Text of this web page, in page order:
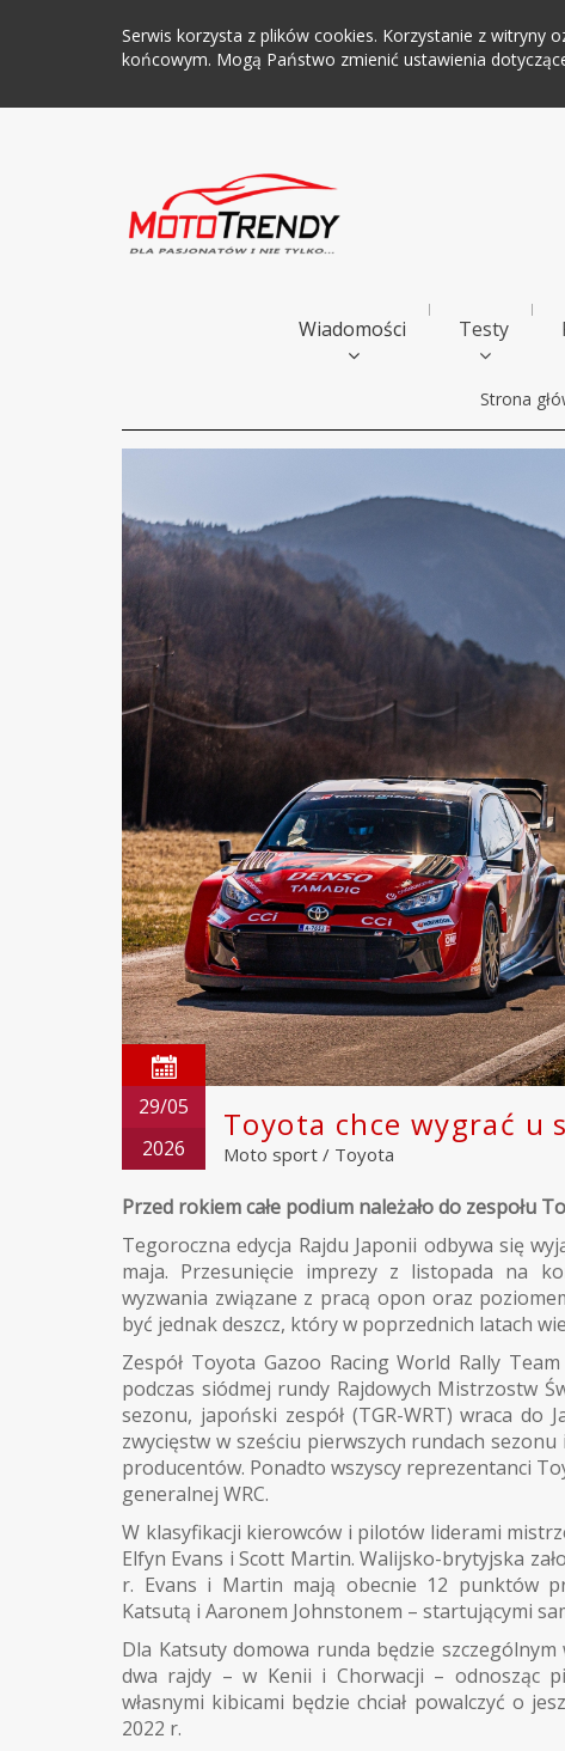
Serwis korzysta z plików cookies. Korzystanie z witryny
końcowym. Mogą Państwo zmienić ustawienia
Wiadomości Testy
Strona
29/05
2026
Toyota chce wygrać u
Moto sport / Toyota
Przed rokiem całe podium należało do zespołu
Tegoroczna edycja Rajdu Japonii odbywa się
maja. Przesunięcie imprezy z listopada na
wyzwania związane z pracą opon oraz
być jednak deszcz, który w poprzednich latach
Zespół Toyota Gazoo Racing World Rally
podczas siódmej rundy Rajdowych Mistrzostw
sezonu, japoński zespół (TGR-WRT) wraca do
zwycięstw w sześciu pierwszych rundach
producentów. Ponadto wszyscy reprezentanci
generalnej WRC.
W klasyfikacji kierowców i pilotów liderami
Elfyn Evans i Scott Martin. Walijsko-brytyjska
r. Evans i Martin mają obecnie 12 punktów
Katsutą i Aaronem Johnstonem – startującymi
Dla Katsuty domowa runda będzie
dwa rajdy – w Kenii i Chorwacji – odnosząc
własnymi kibicami będzie chciał powalczyć o
2022 r.